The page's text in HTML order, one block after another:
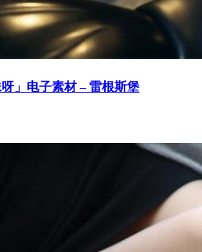
呀」电子素材 – 雷根斯堡